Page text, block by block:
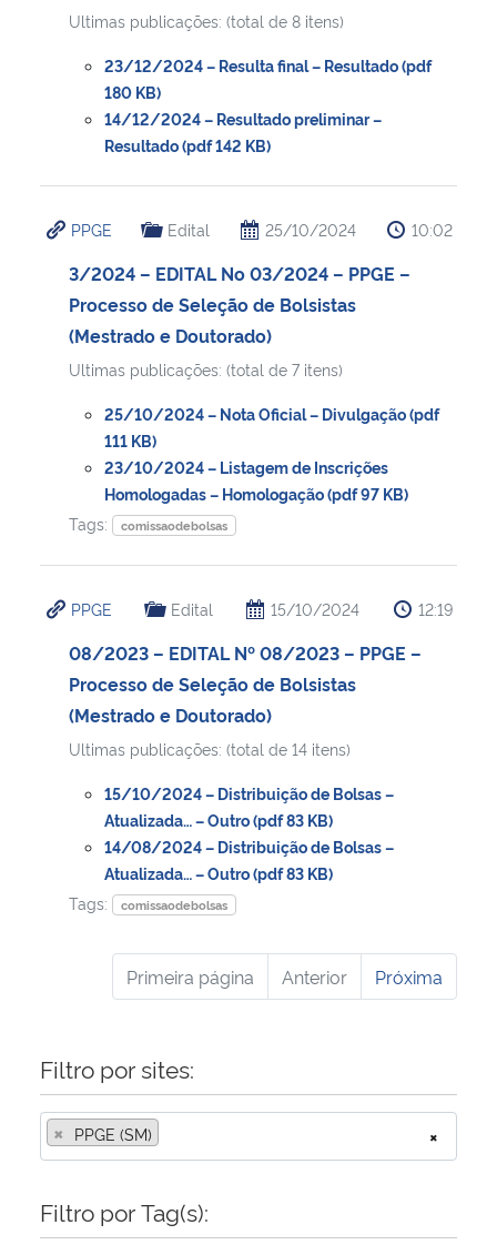
Ultimas publicações: (total de 8 itens)
23/12/2024 – Resulta final – Resultado (pdf
180 KB)
14/12/2024 – Resultado preliminar –
Resultado (pdf 142 KB)
PPGE Edital 25/10/2024 10:02
3/2024 – EDITAL No 03/2024 – PPGE –
Processo de Seleção de Bolsistas
(Mestrado e Doutorado)
Ultimas publicações: (total de 7 itens)
25/10/2024 – Nota Oficial – Divulgação (pdf
111 KB)
23/10/2024 – Listagem de Inscrições
Homologadas – Homologação (pdf 97 KB)
Tags:
comissaodebolsas
PPGE Edital 15/10/2024 12:19
08/2023 – EDITAL Nº 08/2023 – PPGE –
Processo de Seleção de Bolsistas
(Mestrado e Doutorado)
Ultimas publicações: (total de 14 itens)
15/10/2024 – Distribuição de Bolsas –
Atualizada… – Outro (pdf 83 KB)
14/08/2024 – Distribuição de Bolsas –
Atualizada… – Outro (pdf 83 KB)
Tags:
comissaodebolsas
Primeira página Anterior Próxima
Filtro por sites:
×
× PPGE (SM)
Filtro por Tag(s):